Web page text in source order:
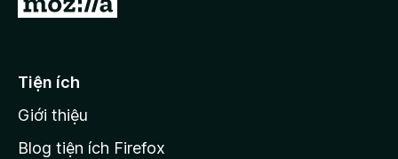
5g
ế
t
r
Tiện ích
Giới thiệu
Blog tiện ích Firefox